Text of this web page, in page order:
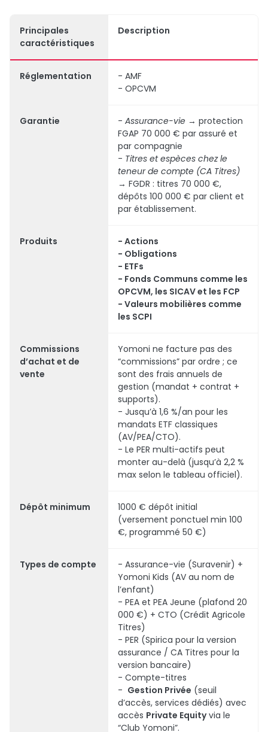
Principales
caractéristiques
Description
Réglementation
- AMF
- OPCVM
Garantie - Assurance-vie → protection
FGAP 70 000 € par assuré et
par compagnie
- Titres et espèces chez le
teneur de compte (CA Titres)
→ FGDR : titres 70 000 €,
dépôts 100 000 € par client et
par établissement.
Produits
- Actions
- Obligations
- ETFs
- Fonds Communs comme les
OPCVM, les SICAV et les FCP
- Valeurs mobilières comme
les SCPI
Commissions
d’achat et de
vente
Yomoni ne facture pas des
“commissions” par ordre ; ce
sont des frais annuels de
gestion (mandat + contrat +
supports).
- Jusqu’à 1,6 %/an pour les
mandats ETF classiques
(AV/PEA/CTO).
- Le PER multi-actifs peut
monter au-delà (jusqu’à 2,2 %
max selon le tableau officiel).
Dépôt minimum
1000 € dépôt initial
(versement ponctuel min 100
€, programmé 50 €)
Types de compte
- Assurance-vie (Suravenir) +
Yomoni Kids (AV au nom de
l’enfant)
- PEA et PEA Jeune (plafond 20
000 €) + CTO (Crédit Agricole
Titres)
- PER (Spirica pour la version
assurance / CA Titres pour la
version bancaire)
- Compte-titres
- Gestion Privée (seuil
d’accès, services dédiés) avec
accès Private Equityvia le
“Club Yomoni”.